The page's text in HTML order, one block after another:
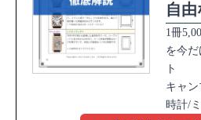
自
1冊
を今
ト
キャ
時計/